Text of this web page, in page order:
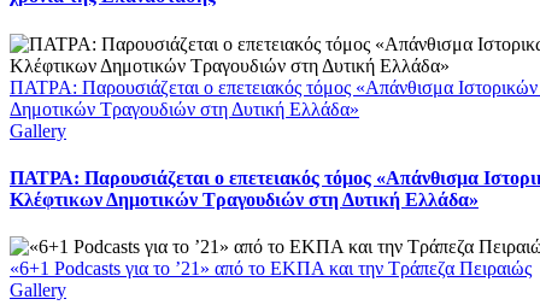
ΠΑΤΡΑ: Παρουσιάζεται ο επετειακός τόμος «Απάνθισμα
Δημοτικών Τραγουδιών στη Δυτική Ελλάδα»
Gallery
ΠΑΤΡΑ: Παρουσιάζεται ο επετειακός τόμος «Απάνθισμα
Κλέφτικων Δημοτικών Τραγουδιών στη Δυτική Ελλάδα»
«6+1 Podcasts για το ’21» από το ΕΚΠΑ και την Τράπεζα Πειραιώς
Gallery